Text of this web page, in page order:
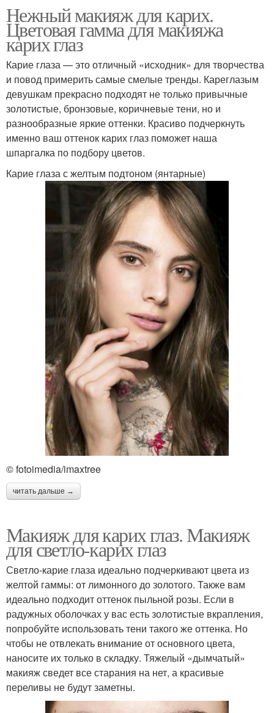
Нежный макияж для карих.
Цветовая гамма для макияжа
карих глаз
Карие глаза — это отличный «исходник» для творчества
и повод примерить самые смелые тренды. Кареглазым
девушкам прекрасно подходят не только привычные
золотистые, бронзовые, коричневые тени, но и
разнообразные яркие оттенки. Красиво подчеркнуть
именно ваш оттенок карих глаз поможет наша
шпаргалка по подбору цветов.
Карие глаза с желтым подтоном (янтарные)
© fotoimedia/imaxtree
читать дальше →
Макияж для карих глаз. Макияж
для светло-карих глаз
Светло-карие глаза идеально подчеркивают цвета из
желтой гаммы: от лимонного до золотого. Также вам
идеально подходит оттенок пыльной розы. Если в
радужных оболочках у вас есть золотистые вкрапления,
попробуйте использовать тени такого же оттенка. Но
чтобы не отвлекать внимание от основного цвета,
наносите их только в складку. Тяжелый «дымчатый»
макияж сведет все старания на нет, а красивые
переливы не будут заметны.